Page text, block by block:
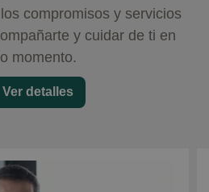
compromisos y servicios
y cuidar de ti en
momento.
Ver detalles